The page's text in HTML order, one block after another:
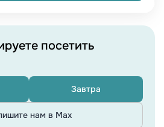
посетить
Завтра
нам в Max